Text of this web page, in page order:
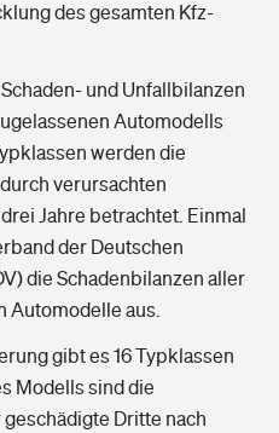
des gesamten Kfz-
und Unfallbilanzen
Automodells
werden die
verursachten
Jahre betrachtet. Einmal
der Deutschen
die Schadenbilanzen aller
Automodelle aus.
gibt es 16 Typklassen
Modells sind die
Dritte nach